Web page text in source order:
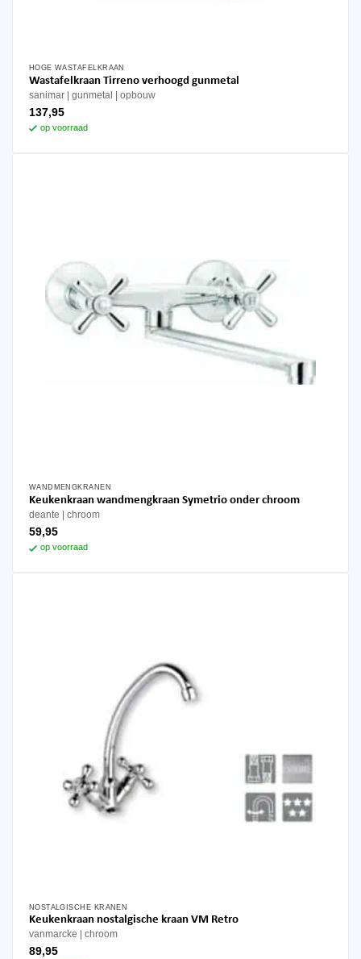
HOGE WASTAFELKRAAN
Wastafelkraan Tirreno verhoogd gunmetal
sanimar gunmetal opbouw
137,95
op voorraad
WANDMENGKRANEN
Keukenkraan wandmengkraan Symetrio onder chroom
deante chroom
59,95
op voorraad
NOSTALGISCHE KRANEN
Keukenkraan nostalgische kraan VM Retro
vanmarcke chroom
89,95